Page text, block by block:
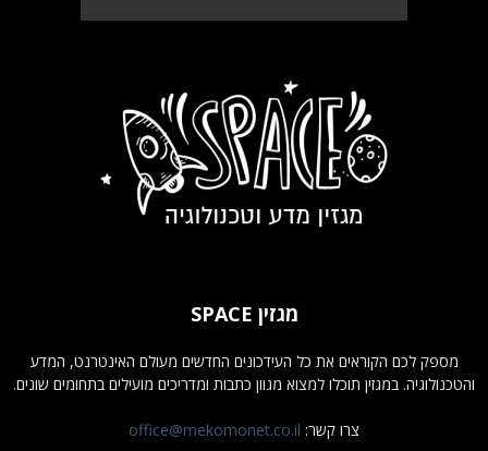
מגזין SPACE
מספק לכם הקוראים את כל העידכונים החדשים מעולם האינטרנט, המדע
והטכנולוגיה. במגזין תוכלו למצוא מגוון כתבות ומדריכים מועילים בתחומים שונים.
צרו קשר: office@mekomonet.co.il